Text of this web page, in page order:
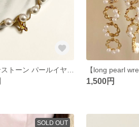
【long pearl
1,500円
SOLD OUT